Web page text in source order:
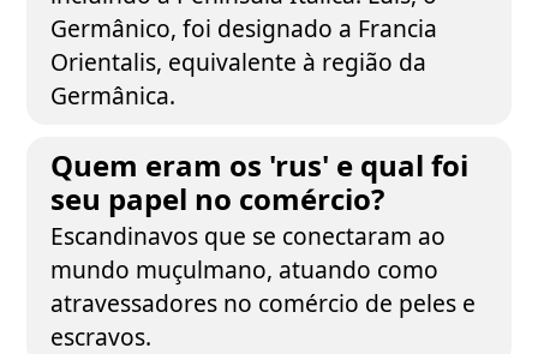
Germânico, foi designado a Francia
Orientalis, equivalente à região da
Germânica.
Quem eram os 'rus' e qual foi
seu papel no comércio?
Escandinavos que se conectaram ao
mundo muçulmano, atuando como
atravessadores no comércio de peles e
escravos.